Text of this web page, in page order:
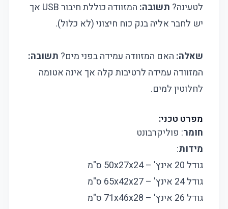
לטעינה? תשובה:
המזוודה כוללת חיבור USB אך
יש לחבר אליה בנק כוח חיצוני (לא כלול).
שאלה: האם המזוודה עמידה בפני מים? תשובה:
המזוודה עמידה לרטיבות קלה אך אינה אטומה
לחלוטין למים.
מפרט טכני:
חומר: פוליקרבונט
מידות:
גודל 20 אינץ' – 50x27x24 ס"מ
גודל 24 אינץ' – 65x42x27 ס"מ
גודל 26 אינץ' – 71x46x28 ס"מ